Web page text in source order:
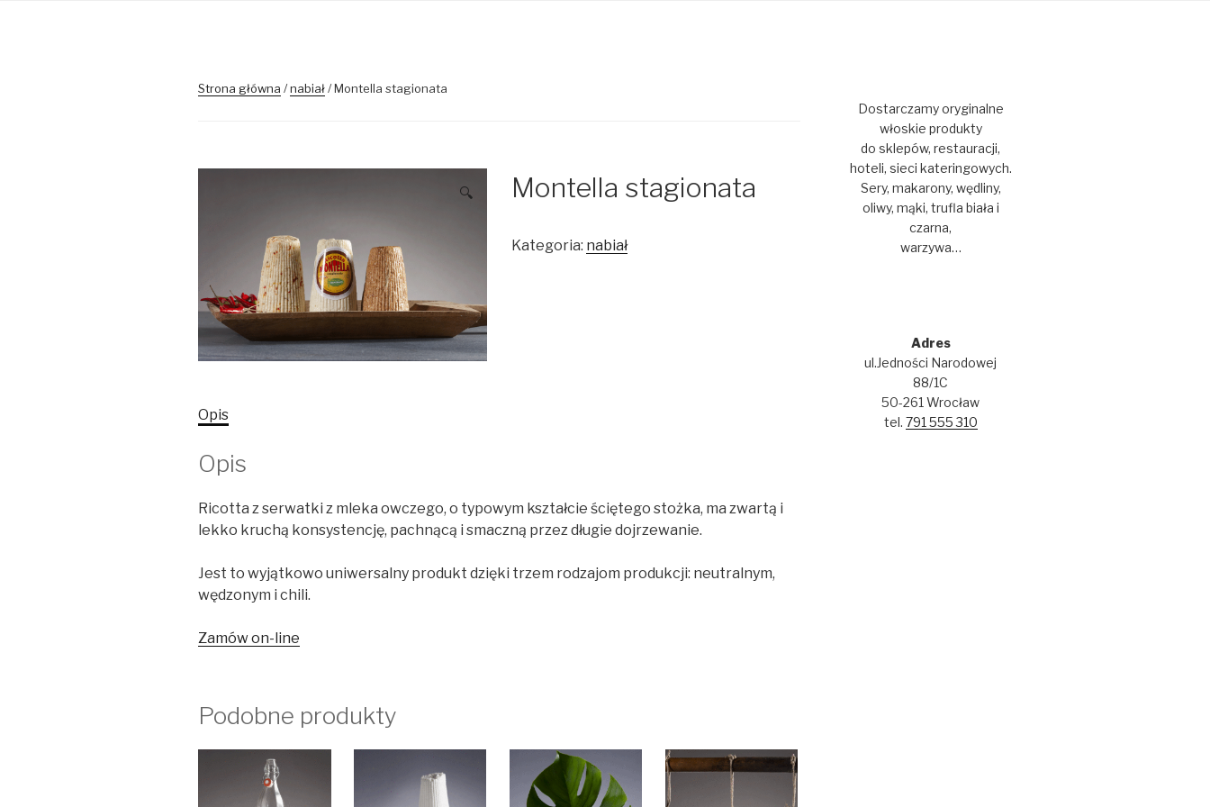
Strona główna /nabiał/ Montella stagionata
🔍 Montella stagionata
Kategoria: nabiał
Opis
Opis
Ricotta z serwatki z mleka owczego, o typowym kształcie ściętego stożka, ma zwartą i
lekko kruchą konsystencję, pachnącą i smaczną przez długie dojrzewanie.
Jest to wyjątkowo uniwersalny produkt dzięki trzem rodzajom produkcji: neutralnym,
wędzonym i chili.
Zamów on-line
Podobne produkty
Dostarczamy oryginalne
włoskie produkty
do sklepów, restauracji,
hoteli, sieci kateringowych.
Sery, makarony, wędliny,
oliwy, mąki, trufla biała i
czarna,
warzywa…
Adres
ul.Jedności Narodowej
88/1C
50-261 Wrocław
tel. 791 555 310